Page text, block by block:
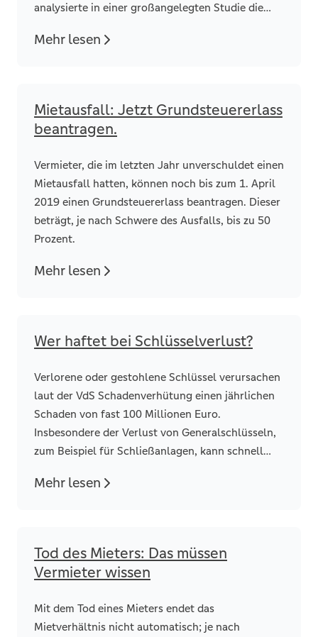
analysierte in einer großangelegten Studie die
deutschen Städte zwischen 1997 und 2017.
Mehr lesen
Mietausfall: Jetzt Grundsteuererlass
beantragen.
Vermieter, die im letzten Jahr unverschuldet einen
Mietausfall hatten, können noch bis zum 1. April
2019 einen Grundsteuererlass beantragen. Dieser
beträgt, je nach Schwere des Ausfalls, bis zu 50
Prozent.
Mehr lesen
Wer haftet bei Schlüsselverlust?
Verlorene oder gestohlene Schlüssel verursachen
laut der VdS Schadenverhütung einen jährlichen
Schaden von fast 100 Millionen Euro.
Insbesondere der Verlust von Generalschlüsseln,
zum Beispiel für Schließanlagen, kann schnell
Mehr lesen
Tod des Mieters: Das müssen
Vermieter wissen
Mit dem Tod eines Mieters endet das
Mietverhältnis nicht automatisch; je nach